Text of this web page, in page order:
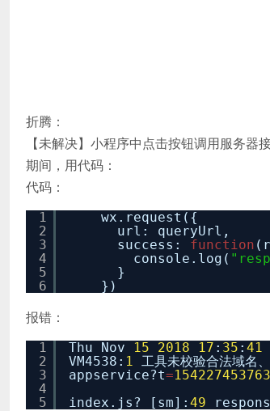
折腾：
【未解决】小程序中点击按钮调用服务器
期间，用代码：
代码：
1
2
3
4
5
6
wx.request({
url: queryUrl,
success: function
console.log(
}
})
报错：
1
2
3
4
5
Thu Nov 15 2018 17 : 35 : 41
VM4538: 1 工具未校验合法域名
appservice?t=
index.js? [sm]: 49